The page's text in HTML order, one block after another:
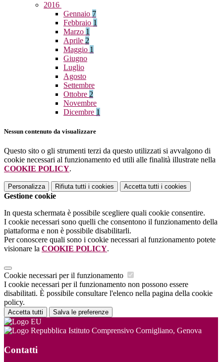
2016
Gennaio 7
Febbraio 1
Marzo 1
Aprile 2
Maggio 1
Giugno
Luglio
Agosto
Settembre
Ottobre 2
Novembre
Dicembre 1
Nessun contenuto da visualizzare
Questo sito o gli strumenti terzi da questo utilizzati si avvalgono di
cookie necessari al funzionamento ed utili alle finalità illustrate nella
COOKIE POLICY.
Personalizza Rifiuta tutti i cookies Accetta tutti i cookies
Gestione cookie
In questa schermata è possibile scegliere quali cookie consentire.
I cookie necessari sono quelli che consentono il funzionamento della
piattaforma e non è possibile disabilitarli.
Per conoscere quali sono i cookie necessari al funzionamento potete
visionare la COOKIE POLICY.
Cookie necessari per il funzionamento
I cookie necessari per il funzionamento non possono essere
disabilitati. È possibile consultare l'elenco nella pagina della cookie
policy.
Accetta tutti Salva le preferenze
Istituto Comprensivo Cornigliano, Genova
Contatti